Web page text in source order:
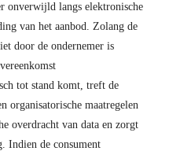
onverwijld langs elektronische
van het aanbod. Zolang de
door de ondernemer is
tot stand komt, treft de
organisatorische maatregelen
overdracht van data en zorgt
Indien de consument